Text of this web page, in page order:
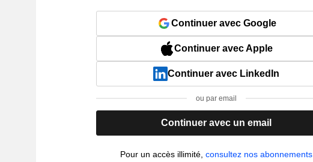
Continuer avec Google
Continuer avec Apple
Continuer avec LinkedIn
ou par email
Continuer avec un email
Pour un accès illimité,consultez nos abonnements